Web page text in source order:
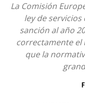
La Comisión
ley de servicios
sanción al año
correctamente el
que la